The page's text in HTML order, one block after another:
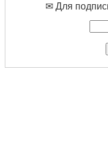
✉ Для